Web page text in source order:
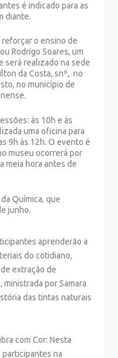
é indicado para as
diante.
o ensino de
Rodrigo Soares, um
será realizado na sede
da Costa, snº, no
no município de
às 10h e às
uma oficina para
9h às 12h. O evento é
museu ocorrerá por
meia hora antes de
Química, que
junho.
aprenderão a
do cotidiano,
extração de
por Samara
das tintas naturais
com Cor: Nesta
participantes na